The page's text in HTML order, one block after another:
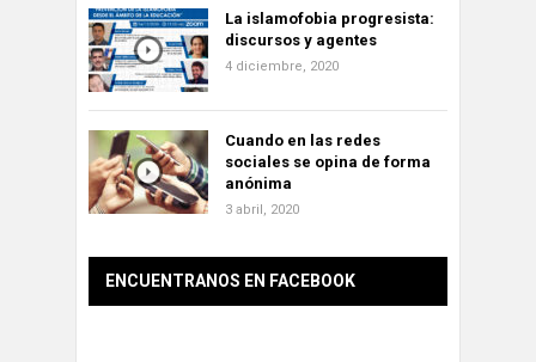
La islamofobia progresista:
discursos y agentes
4 diciembre, 2020
Cuando en las redes
sociales se opina de forma
anónima
3 abril, 2020
ENCUENTRANOS EN FACEBOOK